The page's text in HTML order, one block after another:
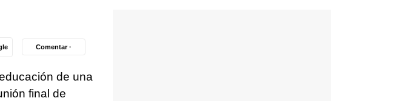
Comentar ·
de una
final de